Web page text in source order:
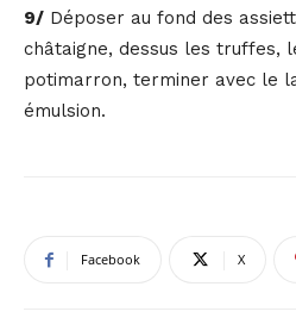
9/ Déposer au fond des
châtaigne, dessus les truffes,
potimarron, terminer avec le
émulsion.
Facebook X